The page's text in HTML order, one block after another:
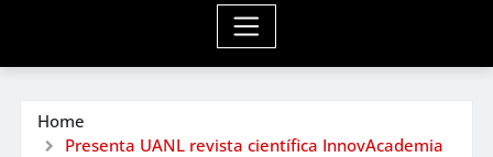
Home
Presenta UANL revista científica InnovAcademia